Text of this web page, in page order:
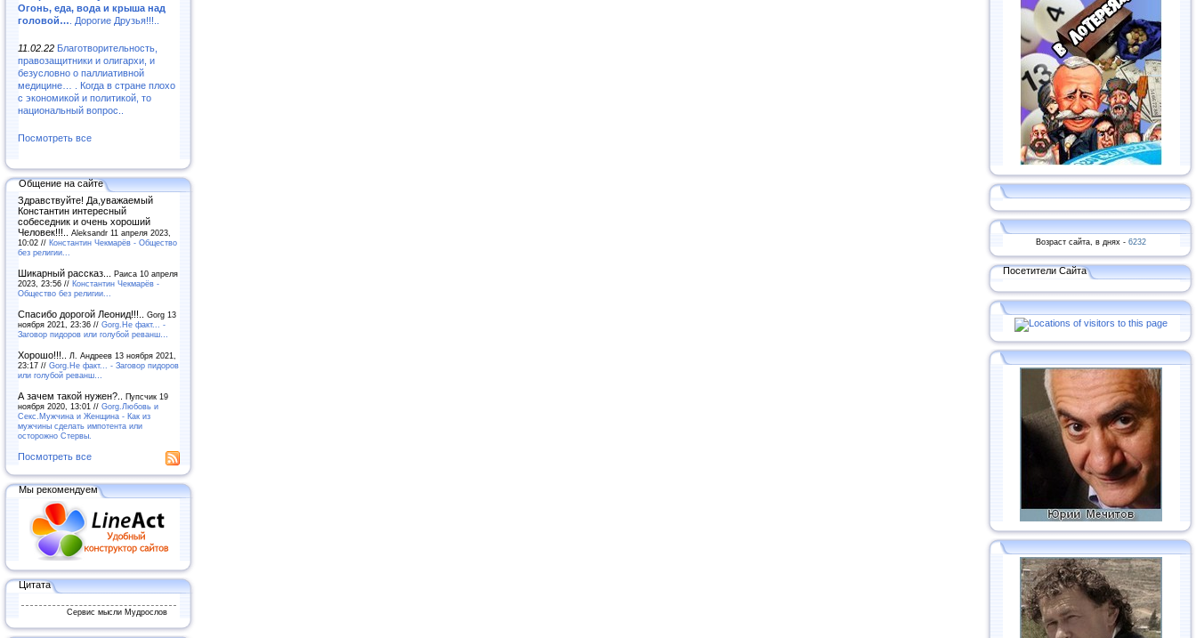
Огонь, еда, вода и крыша над
головой… . Дорогие Друзья!!!..
11.02.22 Благотворительность,
правозащитники и олигархи, и
безусловно о паллиативной
медицине… . Когда в стране плохо
с экономикой и политикой, то
национальный вопрос..
Посмотреть все
Общение на сайте
Здравствуйте! Да,уважаемый
Константин интересный
собеседник и очень хороший
Человек!!!.. Aleksandr 11 апреля 2023,
10:02 // Константин Чекмарёв - Общество
без религии...
Шикарный рассказ... Раиса 10 апреля
2023, 23:56 // Константин Чекмарёв -
Общество без религии...
Спасибо дорогой Леонид!!!.. Gorg 13
ноября 2021, 23:36 // Gorg.Не факт... -
Заговор пидоров или голубой реванш…
Хорошо!!!..
Л. Андреев 13 ноября 2021,
23:17 // Gorg.Не факт... - Заговор пидоров
или голубой реванш…
А зачем такой нужен?.. Пупсчик 19
ноября 2020, 13:01 // Gorg.Любовь и
Секс.Мужчина и Женщина - Как из
мужчины сделать импотента или
осторожно Стервы.
Посмотреть все
Мы рекомендуем
Цитата
Сервис мысли Мудрослов
Возраст сайта, в днях - 6232
Посетители Сайта